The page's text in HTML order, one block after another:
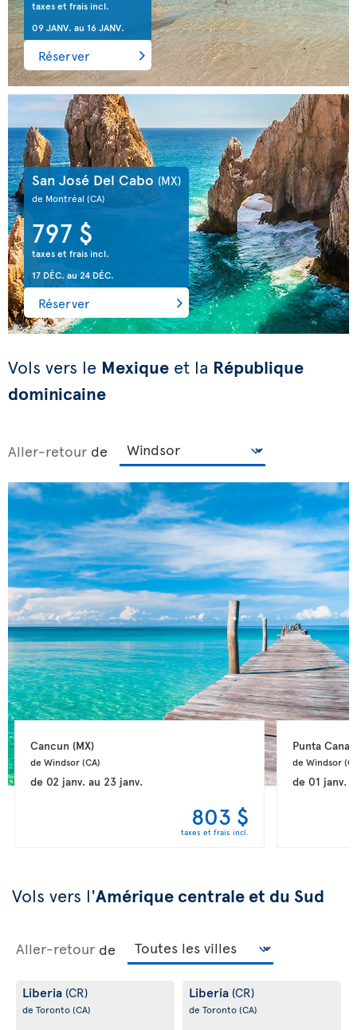
taxes et frais incl.
09 JANV. au 16 JANV.
Réserver
San José Del Cabo (MX)
de Montréal(CA)
797 $
taxes et frais incl.
17 DÉC. au 24 DÉC.
Réserver
Vols vers le Mexique et la République
dominicaine
Aller-retour de
Cancun (MX)
de Windsor (CA)
de 02 janv.au 23 janv.
803 $
taxes et frais incl.
Punta Cana
de Windsor
de 01 janv.
Vols vers l'Amérique centrale et du Sud
Aller-retour de
Liberia (CR)
de Toronto(CA)
Liberia (CR)
de Toronto(CA)